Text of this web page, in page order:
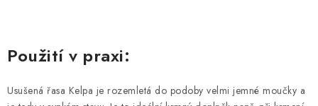
Použití v praxi:
Usušená řasa Kelpa je rozemletá do podoby velmi jemné moučky a